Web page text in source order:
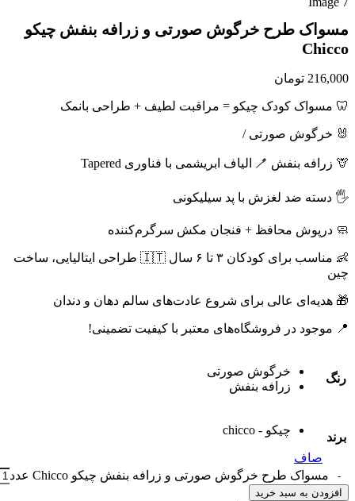
مسواک طرح خرگوش صورتی و زرافه بنفش چیکو
Chicco
216,000 تومان
🦷 مسواک کودک چیکو = مراقبت لطیف + طراحی بانمک
🐰 خرگوش صورتی /
🦒 زرافه بنفش 🪥 الیاف ابریشمی با فناوری Tapered
🖐️ دسته ضد لغزش با پد سیلیکونی
🧼 درپوش محافظ + فنجان مکش سرگرم‌کننده
👶 مناسب برای کودکان ۳ تا ۶ سال 🇮🇹 طراحی ایتالیایی، ساخت
چین
🎁 هدیه‌ای عالی برای شروع عادت‌های سالم دهان و دندان
📍 موجود در فروشگاه‌های معتبر با کیفیت تضمینی!
رنگ
خرگوش صورتی
زرافه بنفش
برند
چیکو - chicco
صاف
مسواک طرح خرگوش صورتی و زرافه بنفش چیکو Chicco عدد
افزودن به سبد خرید